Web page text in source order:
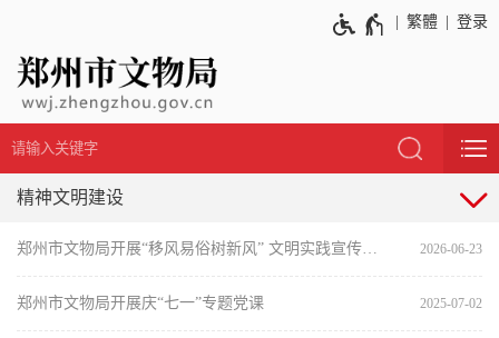
繁體 登录
精神文明建设
郑州市文物局开展“移风易俗树新风” 文明实践宣传活动 2026-06-23
郑州市文物局开展庆“七一”专题党课 2025-07-02